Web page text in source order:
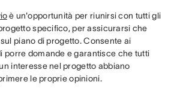
è un'opportunità per riunirsi con tutti gli
specifico, per assicurarsi che
piano di progetto. Consente ai
porre domande e garantisce che tutti
interesse nel progetto abbiano
le proprie opinioni.